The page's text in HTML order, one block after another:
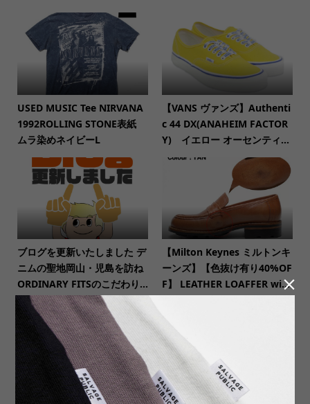
USED MUSIC Tee NIRVANA
1992ROLLING STONE表紙
ムラ染めネイビーL
【VANS ヴァンズ】Authenti
c 44 DX(ANAHEIM FACTOR
Y) イエロー オーセンティ...
ブログを更新いたしました デ
ニムの聖地岡山・児島を訪ね
ORDINARY FITSのこだわり...
【Milton Keynes ミルトンキ
ーンズ】【色抜け有り40%OF
F】 LEATHER LOAFFER wi...
【SAVE THE GOODMAN セ
【USA Made DEADSTOCK
